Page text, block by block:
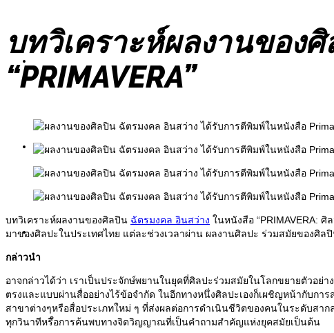
Sculpture
Information
Exhibitions
บทวิเคราะห์ผลงานของ
“PRIMAVERA”
บทวิเคราะห์ผลงานของศิลปิน ฉัตรมงคล อินสว่าง ในหนังสือ “PRIMAVERA:
มาของศิลปะในประเทศไทย แต่ละช่วงเวลาผ่าน ผลงานศิลปะ ร่วมสมัยของศิล
กล่าวนำ
อาจกล่าวได้ว่า เราเป็นประจักษ์พยานในยุคที่ศิลปะร่วมสมัยในโลกขยายตัวอ
ตรงและแบบผ่านสื่ออย่างไร้ข้อจำกัด ในอีกทางหนึ่งศิลปะเองก็เผชิญหน้ากับก
สาขาต่างๆหรือสื่อประเภทใหม่ ๆ ที่ส่งผลต่อการดำเนินชีวิตของคนในระดับสา
ทุกวินาทีหรือการค้นพบทางจิตวิญญาณที่เป็นคำถามสำคัญแห่งยุคสมัยเป็นต้น